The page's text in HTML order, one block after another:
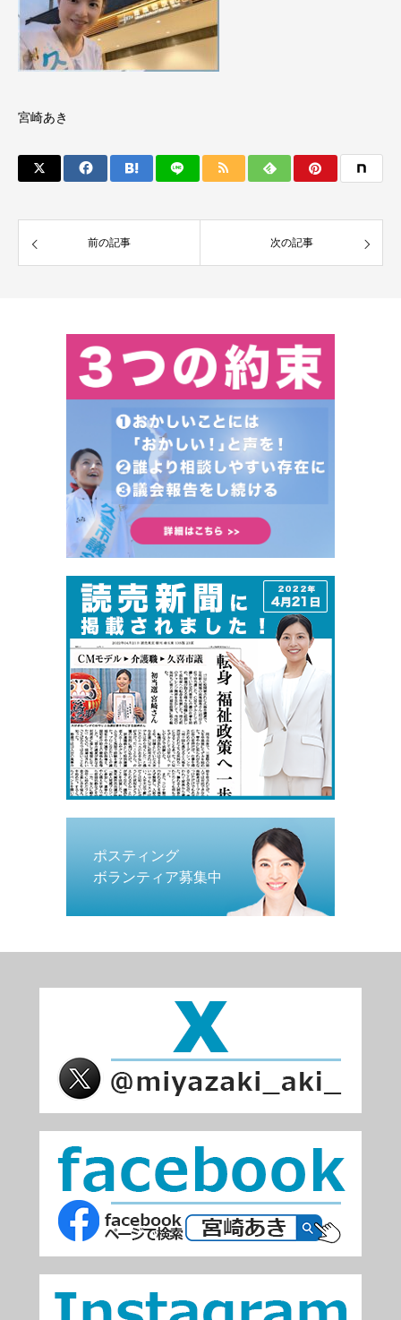
宮崎あき
前の記事 次の記事
ポスティング
ボランティア募集中